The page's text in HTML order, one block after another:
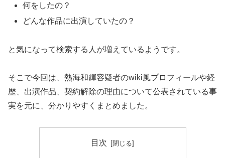
何をしたの？
どんな作品に出演していたの？
と気になって検索する人が増えているようです。
そこで今回は、熱海和輝容疑者のwiki風プロフィールや経
歴、出演作品、契約解除の理由について公表されている事
実を元に、分かりやすくまとめました。
目次